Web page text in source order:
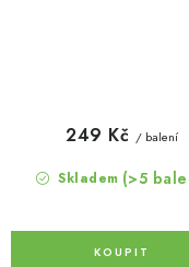
Skladem (>5
249 Kč / balení